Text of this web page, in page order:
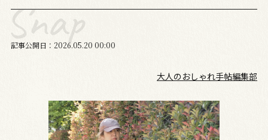
記事公開日 2026.05 20 00:00
大人のおしゃれ手帖編集部